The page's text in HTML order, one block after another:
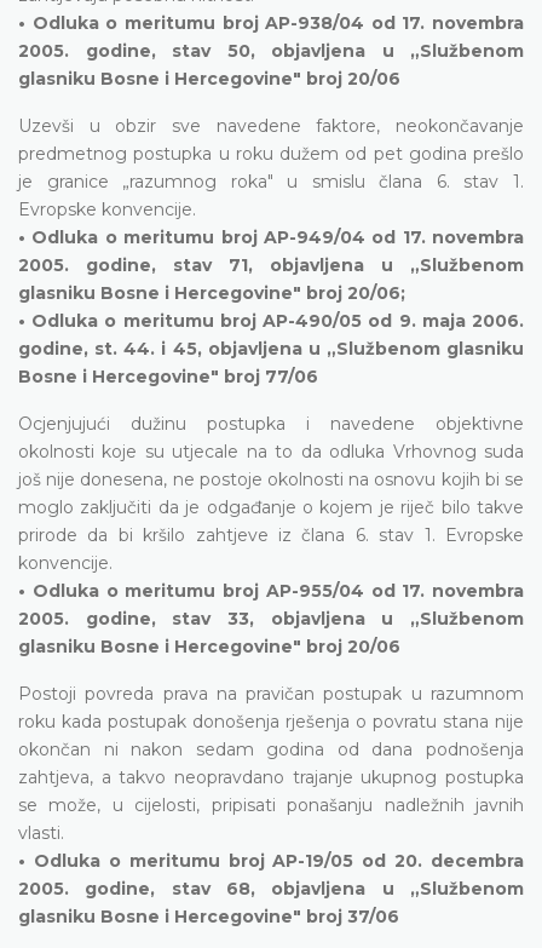
• Odluka o meritumu broj AP-938/04 od 17. novembra
2005. godine, stav 50, objavljena u „Službenom
glasniku Bosne i Hercegovine" broj 20/06
Uzevši u obzir sve navedene faktore, neokončavanje
predmetnog postupka u roku dužem od pet godina prešlo
je granice „razumnog roka" u smislu člana 6. stav 1.
Evropske konvencije.
• Odluka o meritumu broj AP-949/04 od 17. novembra
2005. godine, stav 71, objavljena u „Službenom
glasniku Bosne i Hercegovine" broj 20/06;
• Odluka o meritumu broj AP-490/05 od 9. maja 2006.
godine, st. 44. i 45, objavljena u „Službenom glasniku
Bosne i Hercegovine" broj 77/06
Ocjenjujući dužinu postupka i navedene objektivne
okolnosti koje su utjecale na to da odluka Vrhovnog suda
još nije donesena, ne postoje okolnosti na osnovu kojih bi se
moglo zaključiti da je odgađanje o kojem je riječ bilo takve
prirode da bi kršilo zahtjeve iz člana 6. stav 1. Evropske
konvencije.
• Odluka o meritumu broj AP-955/04 od 17. novembra
2005. godine, stav 33, objavljena u „Službenom
glasniku Bosne i Hercegovine" broj 20/06
Postoji povreda prava na pravičan postupak u razumnom
roku kada postupak donošenja rješenja o povratu stana nije
okončan ni nakon sedam godina od dana podnošenja
zahtjeva, a takvo neopravdano trajanje ukupnog postupka
se može, u cijelosti, pripisati ponašanju nadležnih javnih
vlasti.
• Odluka o meritumu broj AP-19/05 od 20. decembra
2005. godine, stav 68, objavljena u „Službenom
glasniku Bosne i Hercegovine" broj 37/06